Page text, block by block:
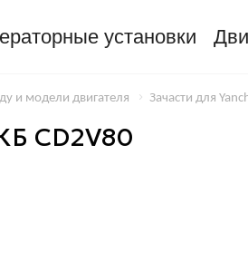
установки
и модели двигателя Зачасти для
CD2V80